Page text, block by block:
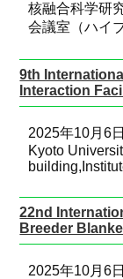
核融合科学研
会議室（ハイ
9th
Interaction
2025年10月6
Kyoto
22nd
Breeder
2025年10月6